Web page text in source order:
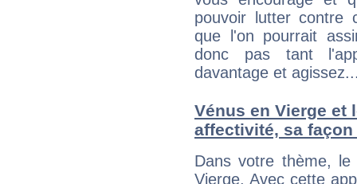
pouvoir lutter contre
que l'on pourrait
donc pas tant
davantage et
Vénus en Vierge et
affectivité, sa
Dans votre thème,
Vierge. Avec cette